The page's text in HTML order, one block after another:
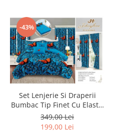
-43%
Set Lenjerie Si Draperii
Bumbac Tip Finet Cu Elastic
- Dansul Fluturilor
349,00 Lei
199,00 Lei